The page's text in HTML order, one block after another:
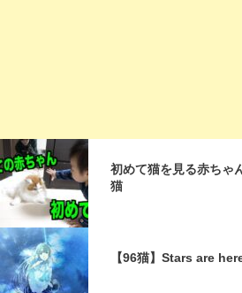
初めて猫を見る赤ちゃ
猫
【96猫】Stars are